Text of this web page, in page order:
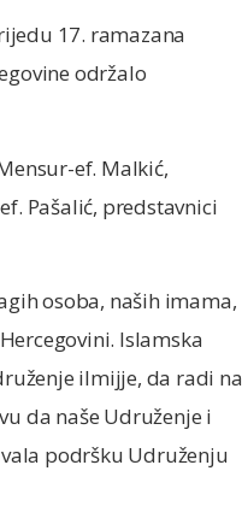
17. ramazana
održalo
ef. Malkić,
Pašalić, predstavnici
osoba, naših imama,
Islamska
ilmijje, da radi na
da naše Udruženje i
podršku Udruženju